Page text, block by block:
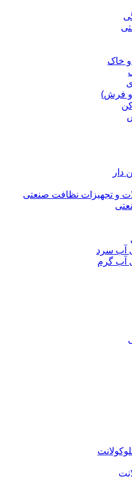
خاک
و فرش)
دار
و تجهیزات نظافت صنعتی
آب سرد
آب گرم